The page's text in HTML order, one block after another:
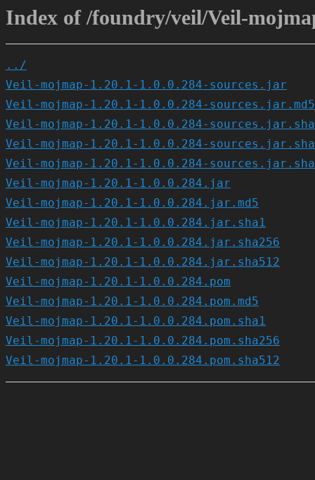
Index of /foundry/veil/Veil-
../
Veil-mojmap-1.20.1-1.0.0.284-sources.jar
Veil-mojmap-1.20.1-1.0.0.284-sources.jar.md5
Veil-mojmap-1.20.1-1.0.0.284-
Veil-mojmap-1.20.1-1.0.0.284-
Veil-mojmap-1.20.1-1.0.0.284-
Veil-mojmap-1.20.1-1.0.0.284.jar
Veil-mojmap-1.20.1-1.0.0.284.jar.md5
Veil-mojmap-1.20.1-1.0.0.284.jar.sha1
Veil-mojmap-1.20.1-1.0.0.284.jar.sha256
Veil-mojmap-1.20.1-1.0.0.284.jar.sha512
Veil-mojmap-1.20.1-1.0.0.284.pom
Veil-mojmap-1.20.1-1.0.0.284.pom.md5
Veil-mojmap-1.20.1-1.0.0.284.pom.sha1
Veil-mojmap-1.20.1-1.0.0.284.pom.sha256
Veil-mojmap-1.20.1-1.0.0.284.pom.sha512